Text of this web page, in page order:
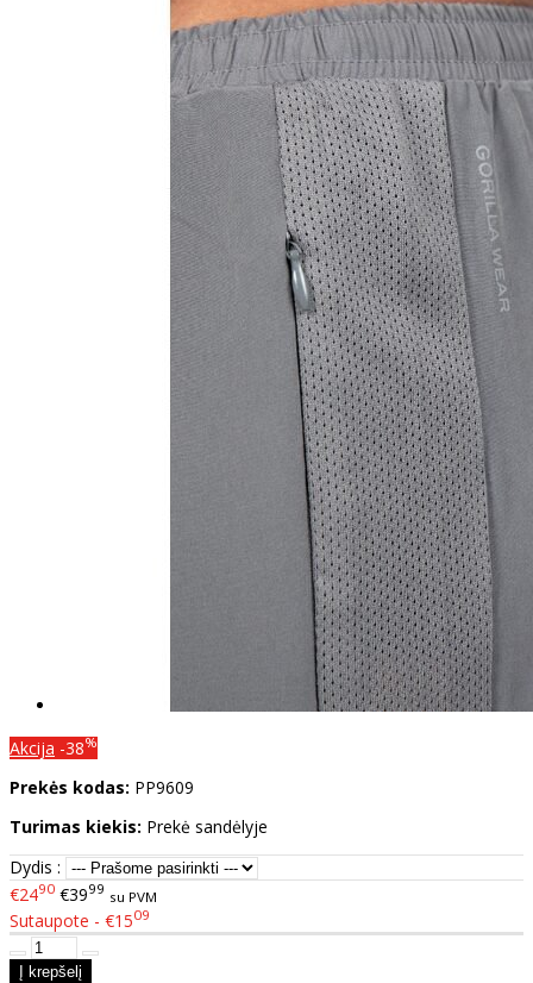
Akcija -38%
Prekės kodas: PP9609
Turimas kiekis: Prekė sandėlyje
Dydis :
€2490 €3999 su PVM
Sutaupote - €1509